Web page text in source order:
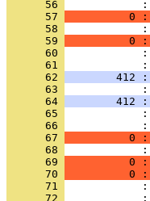
      56
      57
0
      58
      59
0
      60
            :
      61
      62
412
      63
      64
412
      65
            :
      66
      67
0
      68
      69
0
      70
0
      71
            :
      72